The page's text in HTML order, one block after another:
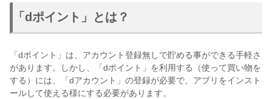
「dポイント」とは？
「dポイント」は、アカウント登録無しで貯める事ができる手軽さ
があります。しかし、「dポイント」を利用する（使って買い物を
する）には、「dアカウント」の登録が必要で、アプリをインスト
ールして使える様にする必要があります。